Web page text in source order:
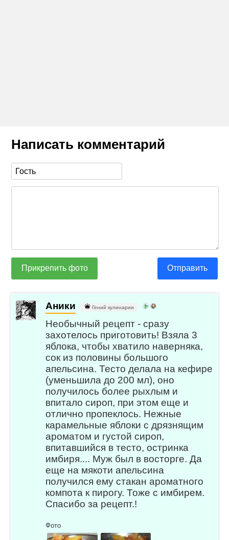
Написать комментарий
Прикрепить фото Отправить
Аники Гений кулинарии
Необычный рецепт - сразу
захотелось приготовить! Взяла 3
яблока, чтобы хватило наверняка,
сок из половины большого
апельсина. Тесто делала на кефире
(уменьшила до 200 мл), оно
получилось более рыхлым и
впитало сироп, при этом еще и
отлично пропеклось. Нежные
карамельные яблоки с дрязнящим
ароматом и густой сироп,
впитавшийся в тесто, остринка
имбиря.... Муж был в восторге. Да
еще на мякоти апельсина
получился ему стакан ароматного
компота к пирогу. Тоже с имбирем.
Спасибо за рецепт.!
Фото